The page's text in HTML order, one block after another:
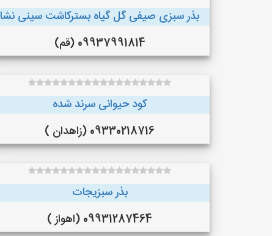
بذر سبزی صیفی گل گیاه بسترکاشت سینی نشا
09937991814 (قم)
کود حیوانی سرند شده
09330218716 (زاهدان )
بذر سبزیجات
09931287464 (اهواز )